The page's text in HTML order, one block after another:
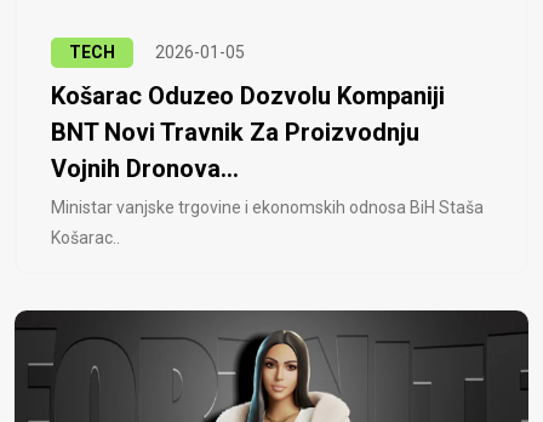
TECH 2026-01-05
Košarac Oduzeo Dozvolu Kompaniji
BNT Novi Travnik Za Proizvodnju
Vojnih Dronova...
Ministar vanjske trgovine i ekonomskih odnosa BiH Staša
Košarac..